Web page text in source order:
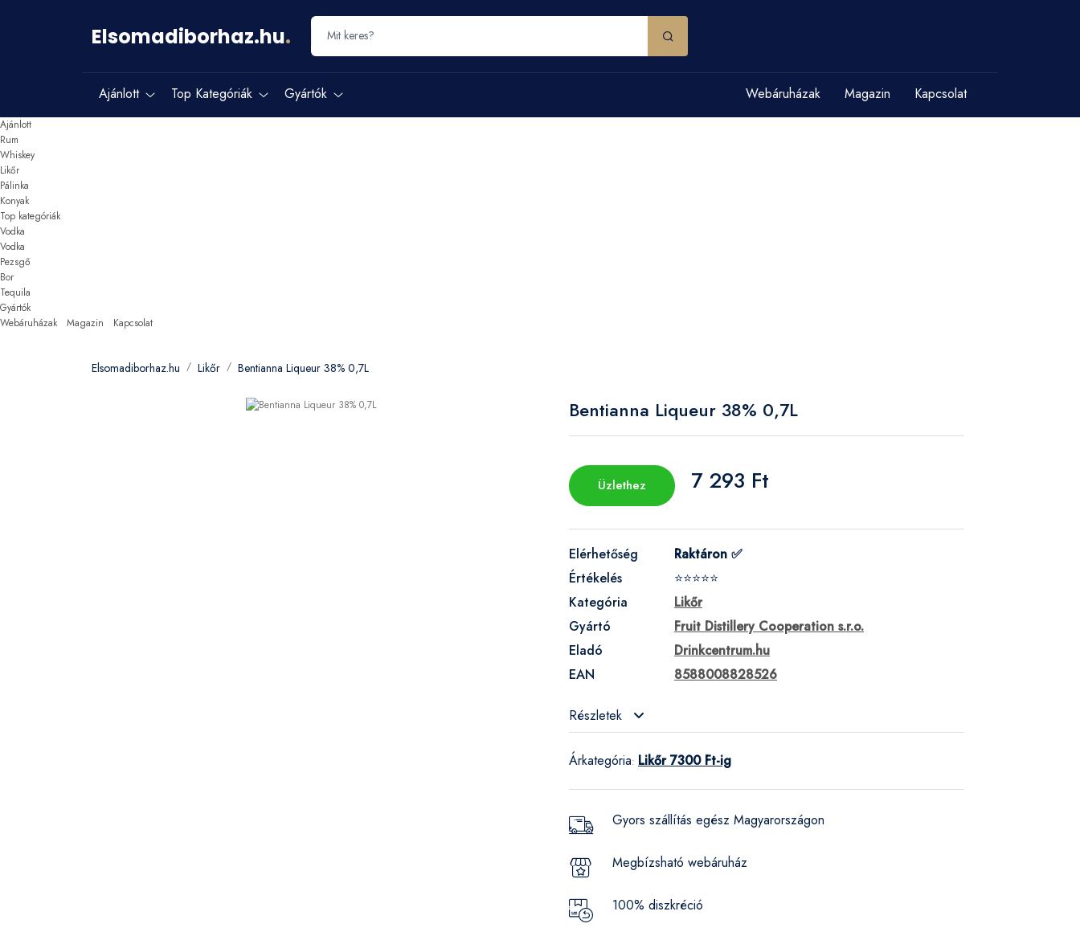
Elsomadiborhaz.hu.
Ajánlott Top Kategóriák Gyártók Webáruházak Magazin Kapcsolat
Ajánlott
Rum
Whiskey
Likőr
Pálinka
Konyak
Top kategóriák
Vodka
Vodka
Pezsgő
Bor
Tequila
Gyártók
Webáruházak
Magazin Kapcsolat
Elsomadiborhaz.hu Likőr Bentianna Liqueur 38% 0,7L
Bentianna Liqueur 38% 0,7L
Üzlethez 7 293 Ft
Elérhetőség
Raktáron ✅
Értékelés
⭐⭐⭐⭐⭐
Kategória
Likőr
Gyártó
Fruit Distillery Cooperation s.r.o.
Eladó
Drinkcentrum.hu
EAN
8588008828526
Részletek
Árkategória: Likőr 7300 Ft-ig
Gyors szállítás egész Magyarországon
Megbízsható webáruház
100% diszkréció